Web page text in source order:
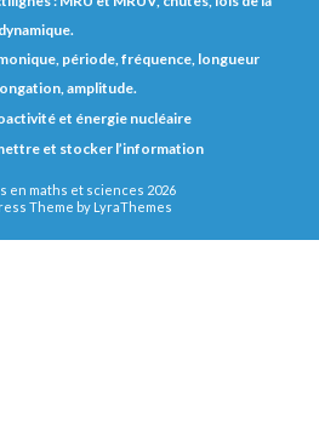
dynamique.
période, fréquence, longueur
amplitude.
et énergie nucléaire
et stocker l’information
en maths et sciences 2026
Theme by LyraThemes